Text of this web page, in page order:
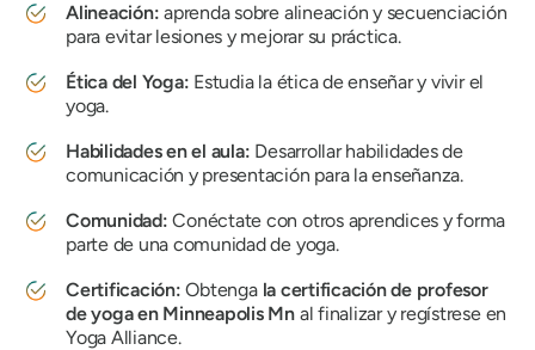
Alineación:aprenda sobre alineación y secuenciación
para evitar lesiones y mejorar su práctica.
Ética del Yoga: Estudia la ética de enseñar y vivir el
yoga.
Habilidades en el aula: Desarrollar habilidades de
comunicación y presentación para la enseñanza.
Comunidad:Conéctate con otros aprendices y forma
parte de una comunidad de yoga.
Certificación:Obtenga la certificación de profesor
de yoga en Minneapolis Mn al finalizar y regístrese en
Yoga Alliance.